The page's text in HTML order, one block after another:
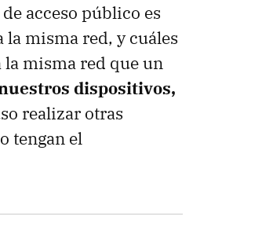
acceso público es
la misma red, y cuáles
la misma red que un
dispositivos,
realizar otras
tengan el